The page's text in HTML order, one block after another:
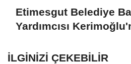
Etimesgut Belediye
Yardımcısı
İLGINIZI ÇEKEBILIR